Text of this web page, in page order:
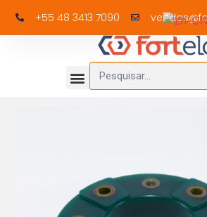
+55 48 3413 7090